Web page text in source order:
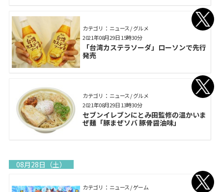
カテゴリ： ニュース / グルメ
「台湾カステラソーダ」ローソンで先行
発売
2021年08月29日 15時30分
カテゴリ： ニュース / グルメ
セブンイレブンにとみ田監修の温かいま
ぜ麺「豚まぜソバ 豚骨醤油味」
2021年08月29日 13時30分
08月28日（土）
カテゴリ： ニュース / ゲーム